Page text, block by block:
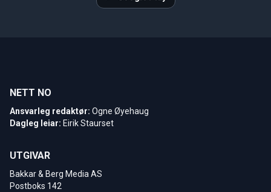
NETT NO
Ansvarleg redaktør: Ogne Øyehaug
Dagleg leiar: Eirik Staurset
UTGIVAR
Bakkar & Berg Media AS
Postboks 142